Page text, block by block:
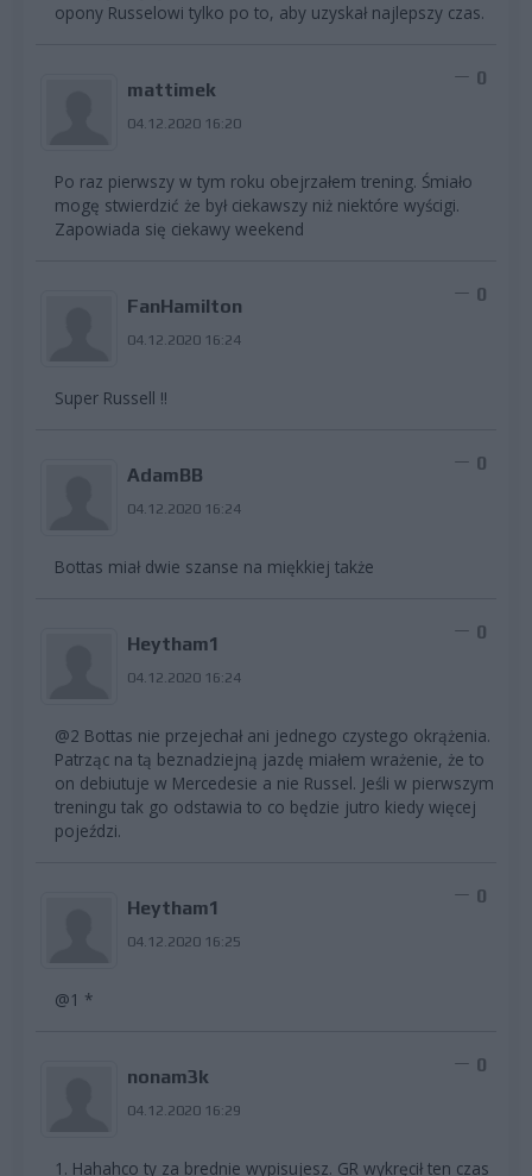
opony Russelowi tylko po to, aby uzyskał najlepszy czas.
mattimek
04.12.2020 16:20
0
Po raz pierwszy w tym roku obejrzałem trening. Śmiało
mogę stwierdzić że był ciekawszy niż niektóre wyścigi.
Zapowiada się ciekawy weekend
FanHamilton
04.12.2020 16:24
0
Super Russell !!
AdamBB
04.12.2020 16:24
0
Bottas miał dwie szanse na miękkiej także
Heytham1
04.12.2020 16:24
0
@2 Bottas nie przejechał ani jednego czystego okrążenia.
Patrząc na tą beznadziejną jazdę miałem wrażenie, że to
on debiutuje w Mercedesie a nie Russel. Jeśli w pierwszym
treningu tak go odstawia to co będzie jutro kiedy więcej
pojeździ.
Heytham1
04.12.2020 16:25
0
@1 *
nonam3k
04.12.2020 16:29
0
1. Hahahco ty za brednie wypisujesz. GR wykręcił ten czas